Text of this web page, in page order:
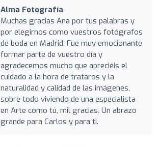
Alma Fotografía
Muchas gracias Ana por tus palabras y
por elegirnos como vuestros fotógrafos
de boda en Madrid. Fue muy emocionante
formar parte de vuestro día y
agradecemos mucho que apreciéis el
cuidado a la hora de trataros y la
naturalidad y calidad de las imágenes,
sobre todo viviendo de una especialista
en Arte como tú, mil gracias. Un abrazo
grande para Carlos y para ti.